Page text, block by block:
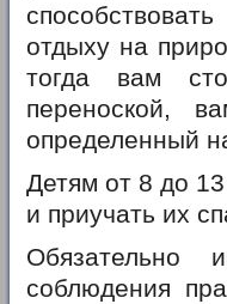
отдыху на
тогда вам
переноской,
определенный
Детям от 8 до
и приучать их
Обязательно
соблюдения